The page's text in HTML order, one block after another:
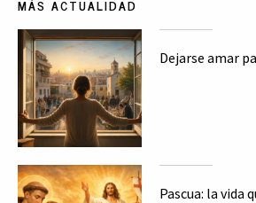
MÁS ACTUALIDAD
Dejarse amar
Pascua: la vida